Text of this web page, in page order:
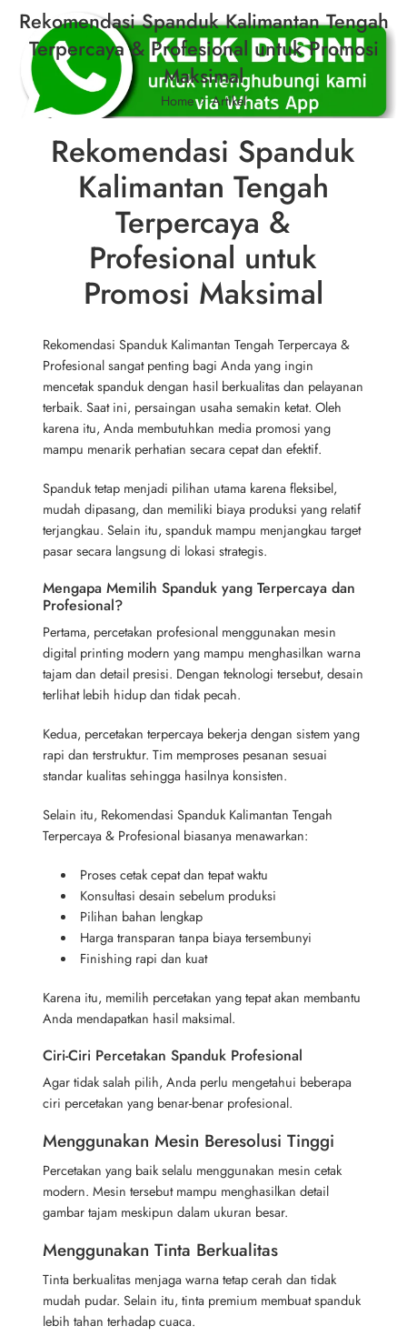
Rekomendasi Spanduk Kalimantan Tengah
Terpercaya & Profesional untuk Promosi
Maksimal
Home Artikel
Rekomendasi Spanduk
Kalimantan Tengah
Terpercaya &
Profesional untuk
Promosi Maksimal
Rekomendasi Spanduk Kalimantan Tengah Terpercaya &
Profesional sangat penting bagi Anda yang ingin
mencetak spanduk dengan hasil berkualitas dan pelayanan
terbaik. Saat ini, persaingan usaha semakin ketat. Oleh
karena itu, Anda membutuhkan media promosi yang
mampu menarik perhatian secara cepat dan efektif.
Spanduk tetap menjadi pilihan utama karena fleksibel,
mudah dipasang, dan memiliki biaya produksi yang relatif
terjangkau. Selain itu, spanduk mampu menjangkau target
pasar secara langsung di lokasi strategis.
Mengapa Memilih Spanduk yang Terpercaya dan
Profesional?
Pertama, percetakan profesional menggunakan mesin
digital printing modern yang mampu menghasilkan warna
tajam dan detail presisi. Dengan teknologi tersebut, desain
terlihat lebih hidup dan tidak pecah.
Kedua, percetakan terpercaya bekerja dengan sistem yang
rapi dan terstruktur. Tim memproses pesanan sesuai
standar kualitas sehingga hasilnya konsisten.
Selain itu, Rekomendasi Spanduk Kalimantan Tengah
Terpercaya & Profesional biasanya menawarkan:
Proses cetak cepat dan tepat waktu
Konsultasi desain sebelum produksi
Pilihan bahan lengkap
Harga transparan tanpa biaya tersembunyi
Finishing rapi dan kuat
Karena itu, memilih percetakan yang tepat akan membantu
Anda mendapatkan hasil maksimal.
Ciri-Ciri Percetakan Spanduk Profesional
Agar tidak salah pilih, Anda perlu mengetahui beberapa
ciri percetakan yang benar-benar profesional.
Menggunakan Mesin Beresolusi Tinggi
Percetakan yang baik selalu menggunakan mesin cetak
modern. Mesin tersebut mampu menghasilkan detail
gambar tajam meskipun dalam ukuran besar.
Menggunakan Tinta Berkualitas
Tinta berkualitas menjaga warna tetap cerah dan tidak
mudah pudar. Selain itu, tinta premium membuat spanduk
lebih tahan terhadap cuaca.